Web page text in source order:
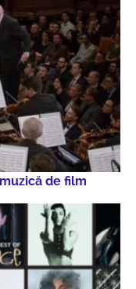
de film